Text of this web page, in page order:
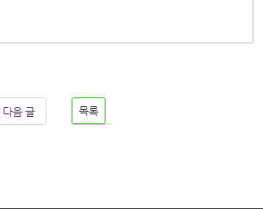
다음 글 목록